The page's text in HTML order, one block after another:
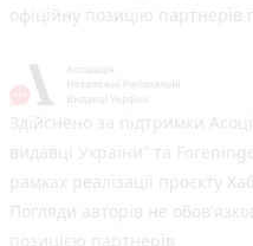
офіційну позицію партнерів
Здійснено за підтримки
видавці України” та
рамках реалізації проєкту
Погляди авторів не
позицією партнерів